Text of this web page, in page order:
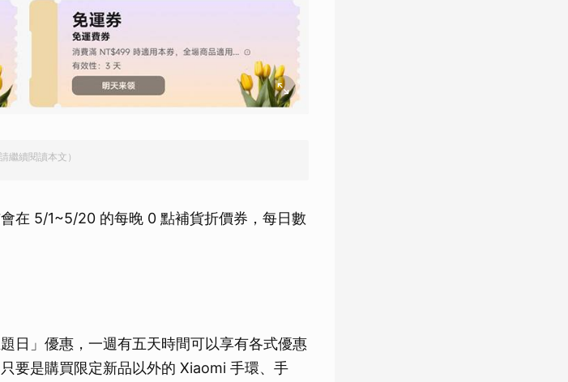
繼續閱讀本文）
在 5/1~5/20 的每晚 0 點補貨折價券，每日數
日」優惠，一週有五天時間可以享有各式優惠
要是購買限定新品以外的 Xiaomi 手環、手